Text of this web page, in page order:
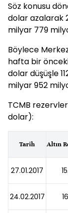
Söz konusu
dolar azalarak
milyar 779
Böylece
hafta bir
dolar düşüşle
milyar 952
TCMB
dolar):
Tarih Altın
27.01.2017
24.02.2017